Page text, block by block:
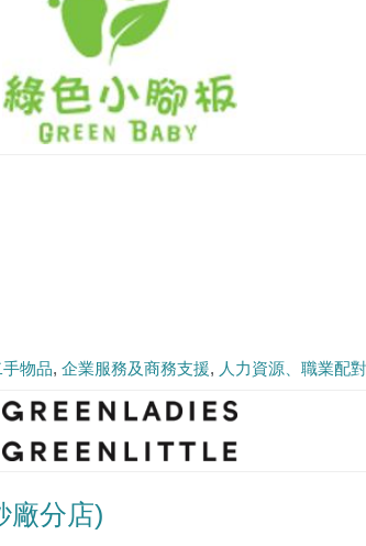
手物品 企業服務及商務支援 人力資源、職業配
廠分店)